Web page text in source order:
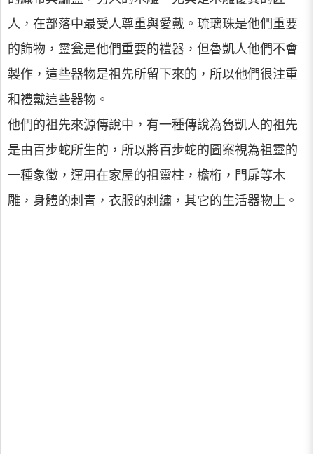
人，在部落中最受人尊重與愛戴。琉璃珠是他們重要
的飾物，靈瓮是他們重要的禮器，但魯凱人他們不會
製作，這些器物是祖先所留下來的，所以他們很注重
和禮戴這些器物。
他們的祖先來源傳說中，有一種傳說為魯凱人的祖先
是由百步蛇所生的，所以將百步蛇的圖案視為祖靈的
一種象徵，運用在家屋的祖靈柱，檐桁，門扉等木
雕，身體的刺青，衣服的刺繡，其它的生活器物上。